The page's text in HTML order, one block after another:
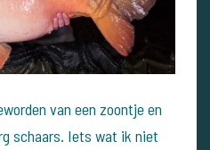
van een zoontje en
schaars. Iets wat ik niet